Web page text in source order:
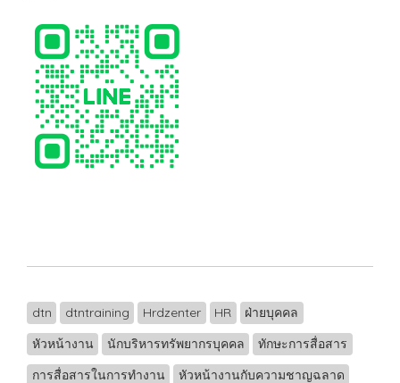
dtn dtntraining Hrdzenter HR
ฝ่ายบุคคล
หัวหน้างาน
นักบริหารทรัพยากรบุคคล
ทักษะการสื่อสาร
การสื่อสารในการทำงาน
หัวหน้างานกับความชาญฉลาด